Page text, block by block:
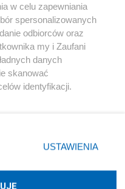
Instagram Youtube
w celu zapewniania
spersonalizowanych
odbiorców oraz
my i Zaufani
danych
skanować
identyfikacji.
ustawień prywatności
strony
wymagają zgody
się takiemu
USTAWIENIA